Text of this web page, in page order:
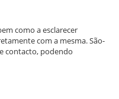
como a esclarecer
com a mesma. São-
contacto, podendo